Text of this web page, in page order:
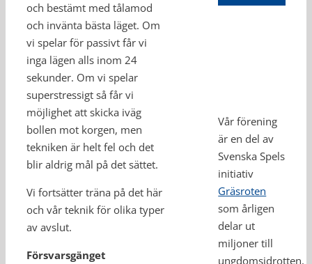
och bestämt med tålamod
och invänta bästa läget. Om
vi spelar för passivt får vi
inga lägen alls inom 24
sekunder. Om vi spelar
superstressigt så får vi
möjlighet att skicka iväg
bollen mot korgen, men
tekniken är helt fel och det
blir aldrig mål på det sättet.
Vi fortsätter träna på det här
och vår teknik för olika typer
av avslut.
Försvarsgänget
Vår förening
är en del av
Svenska Spels
initiativ
Gräsroten
som årligen
delar ut
miljoner till
ungdomsidrotten.